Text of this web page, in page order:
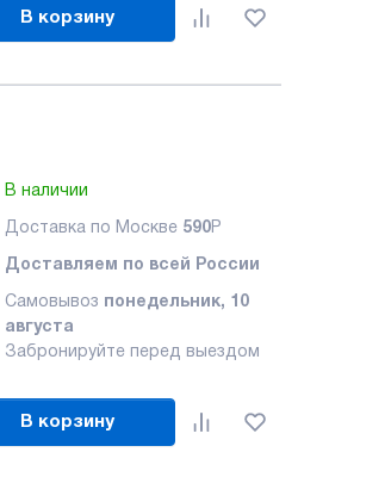
В корзину
В наличии
Доставка по Москве 590Р
Доставляем по всей России
Самовывоз понедельник, 10
августа
Забронируйте перед выездом
В корзину